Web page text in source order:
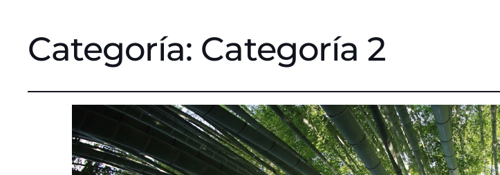
Categoría: Categoría 2